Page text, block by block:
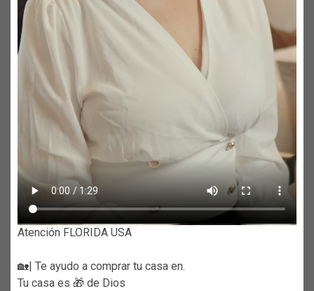
Atención FLORIDA USA
🏡| Te ayudo a comprar tu casa en.
Tu casa es 🎁 de Dios